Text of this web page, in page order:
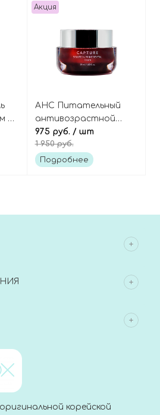
и
Акция
AHC Питательный
антивозрастной
крем с коллагеном и
церамидами, Capture
Solution Prime Revital
975 руб. / шт
1 950 руб.
Подробнее
корейской